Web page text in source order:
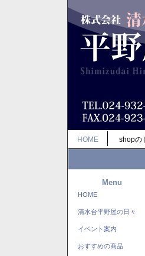
HOME shopの
Menu
HOME
清水台平野屋の日々
イベント案内
おすすめの商品